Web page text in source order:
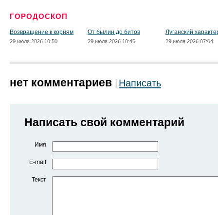
ГОРОДОСКОП
Возвращение к корням
29 июля 2026 10:50
От былин до битов
29 июля 2026 10:46
Луганский
29 июля 2026 07:04
нет комментариев Написать
Написать свой комментарий
Имя
E-mail
Текст